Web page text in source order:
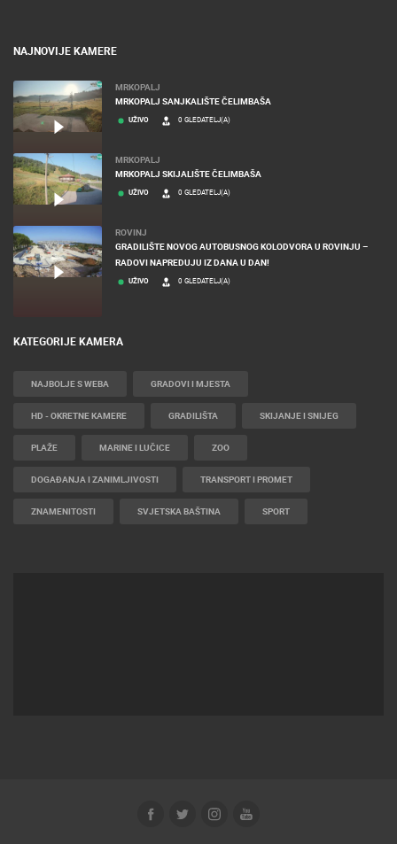
NAJNOVIJE KAMERE
MRKOPALJ
MRKOPALJ SANJKALIŠTE ČELIMBAŠA
UŽIVO 0 GLEDATELJ(A)
MRKOPALJ
MRKOPALJ SKIJALIŠTE ČELIMBAŠA
UŽIVO 0 GLEDATELJ(A)
ROVINJ
GRADILIŠTE NOVOG AUTOBUSNOG KOLODVORA U ROVINJU –
RADOVI NAPREDUJU IZ DANA U DAN!
UŽIVO 0 GLEDATELJ(A)
KATEGORIJE KAMERA
NAJBOLJE S WEBA GRADOVI I MJESTA
HD - OKRETNE KAMERE GRADILIŠTA SKIJANJE I SNIJEG
PLAŽE MARINE I LUČICE ZOO
DOGAĐANJA I ZANIMLJIVOSTI TRANSPORT I PROMET
ZNAMENITOSTI SVJETSKA BAŠTINA SPORT